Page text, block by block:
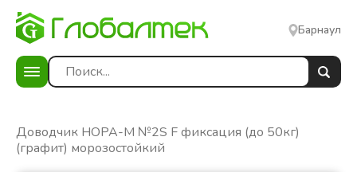
Барнаул
Доводчик НОРА-М №2S F фиксация (до 50кг)
(графит) морозостойкий